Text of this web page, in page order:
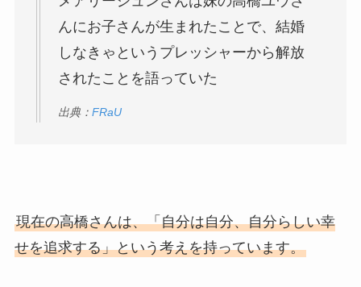
んにお子さんが生まれたことで、結婚
しなきゃというプレッシャーから解放
されたことを語っていた
出典： FRaU
現在の高橋さんは、「自分は自分、自分らしい幸
せを追求する」という考えを持っています。